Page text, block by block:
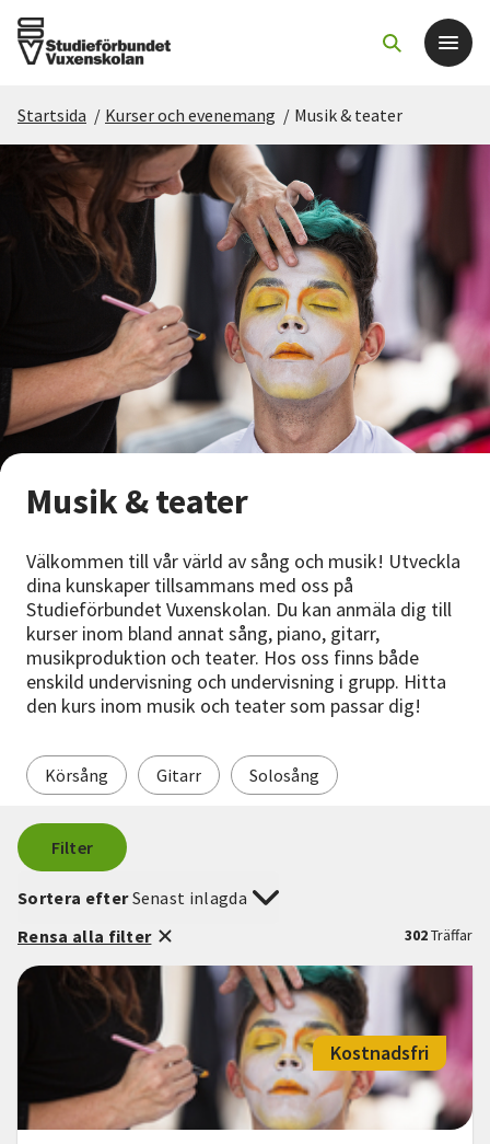
Det här gör vi
För dig som
Sök kurser och evenemang
Starta studiecirkel
Cirkelledare
Nyheter
Avdelningar
Lyssna
Startsida / Kurser och evenemang / Musik & teater
Musik & teater
Välkommen till vår värld av sång och musik! Utveckla
dina kunskaper tillsammans med oss på
Studieförbundet Vuxenskolan. Du kan anmäla dig till
kurser inom bland annat sång, piano, gitarr,
musikproduktion och teater. Hos oss finns både
enskild undervisning och undervisning i grupp. Hitta
den kurs inom musik och teater som passar dig!
Körsång Gitarr Solosång
Filter
302Träffar
Sortera efterSenast inlagda
Rensa alla filter
Kostnadsfri